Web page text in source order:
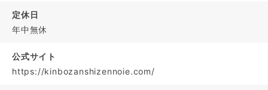
定休日
年中無休
公式サイト
https://kinbozanshizennoie.com/